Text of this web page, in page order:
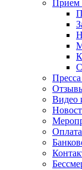
Прием
Видео